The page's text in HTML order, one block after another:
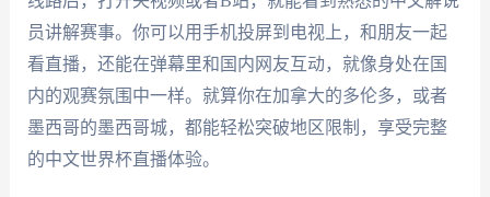
员讲解赛事。你可以用手机投屏到电视上，和朋友一起
看直播，还能在弹幕里和国内网友互动，就像身处在国
内的观赛氛围中一样。就算你在加拿大的多伦多，或者
墨西哥的墨西哥城，都能轻松突破地区限制，享受完整
的中文世界杯直播体验。